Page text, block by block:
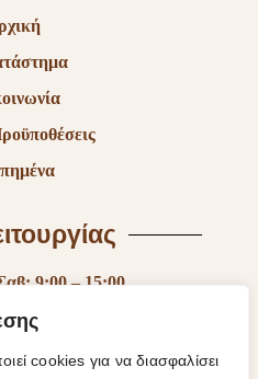
cookies για να διασφαλίσει
9:00 – 15:00
& 17:30-21:00
18:00